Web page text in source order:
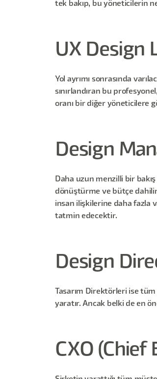
tek bakıp, bu yöneticilerin
UX Design
Yol ayrımı sonrasında
sınırlandıran bu
oranı bir diğer yöneticilere
Design
Daha uzun menzilli bir
dönüştürme ve bütçe
insan ilişkilerine daha fazla
tatmin edecektir.
Design
Tasarım Direktörleri ise
yaratır. Ancak belki de en
CXO (Chief